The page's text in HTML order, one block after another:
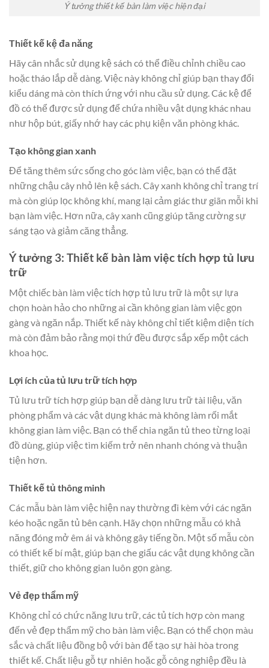
Ý tưởng thiết kế bàn làm việc hiện đại
Thiết kế kệ đa năng
Hãy cân nhắc sử dụng kệ sách có thể điều chỉnh chiều cao
hoặc tháo lắp dễ dàng. Việc này không chỉ giúp bạn thay đổi
kiểu dáng mà còn thích ứng với nhu cầu sử dụng. Các kệ để
đồ có thể được sử dụng để chứa nhiều vật dụng khác nhau
như hộp bút, giấy nhớ hay các phụ kiện văn phòng khác.
Tạo không gian xanh
Để tăng thêm sức sống cho góc làm việc, bạn có thể đặt
những chậu cây nhỏ lên kệ sách. Cây xanh không chỉ trang trí
mà còn giúp lọc không khí, mang lại cảm giác thư giãn mỗi khi
bạn làm việc. Hơn nữa, cây xanh cũng giúp tăng cường sự
sáng tạo và giảm căng thẳng.
Ý tưởng 3: Thiết kế bàn làm việc tích hợp tủ lưu
trữ
Một chiếc bàn làm việc tích hợp tủ lưu trữ là một sự lựa
chọn hoàn hảo cho những ai cần không gian làm việc gọn
gàng và ngăn nắp. Thiết kế này không chỉ tiết kiệm diện tích
mà còn đảm bảo rằng mọi thứ đều được sắp xếp một cách
khoa học.
Lợi ích của tủ lưu trữ tích hợp
Tủ lưu trữ tích hợp giúp bạn dễ dàng lưu trữ tài liệu, văn
phòng phẩm và các vật dụng khác mà không làm rối mắt
không gian làm việc. Bạn có thể chia ngăn tủ theo từng loại
đồ dùng, giúp việc tìm kiếm trở nên nhanh chóng và thuận
tiện hơn.
Thiết kế tủ thông minh
Các mẫu bàn làm việc hiện nay thường đi kèm với các ngăn
kéo hoặc ngăn tủ bên cạnh. Hãy chọn những mẫu có khả
năng đóng mở êm ái và không gây tiếng ồn. Một số mẫu còn
có thiết kế bí mật, giúp bạn che giấu các vật dụng không cần
thiết, giữ cho không gian luôn gọn gàng.
Vẻ đẹp thẩm mỹ
Không chỉ có chức năng lưu trữ, các tủ tích hợp còn mang
đến vẻ đẹp thẩm mỹ cho bàn làm việc. Bạn có thể chọn màu
sắc và chất liệu đồng bộ với bàn để tạo sự hài hòa trong
thiết kế. Chất liệu gỗ tự nhiên hoặc gỗ công nghiệp đều là